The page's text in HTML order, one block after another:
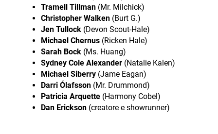
Tramell Tillman(Mr. Milchick)
Christopher Walken(Burt G.)
Jen Tullock(Devon Scout-Hale)
Michael Chernus(Ricken Hale)
Sarah Bock(Ms. Huang)
Sydney Cole Alexander(Natalie Kalen)
Michael Siberry(Jame Eagan)
Darri Ólafsson(Mr. Drummond)
Patricia Arquette(Harmony Cobel)
Dan Erickson(creatore e showrunner)